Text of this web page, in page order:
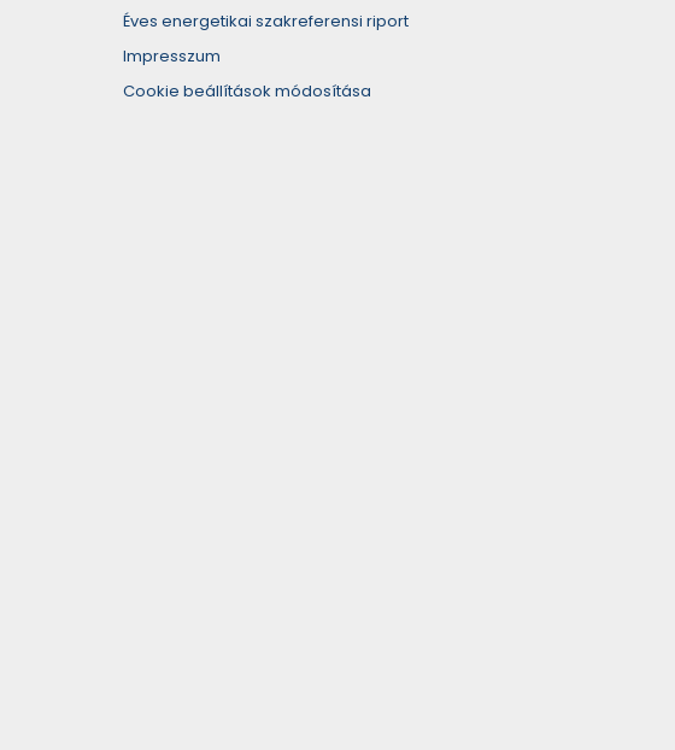
Éves energetikai szakreferensi riport
Impresszum
Cookie beállítások módosítása